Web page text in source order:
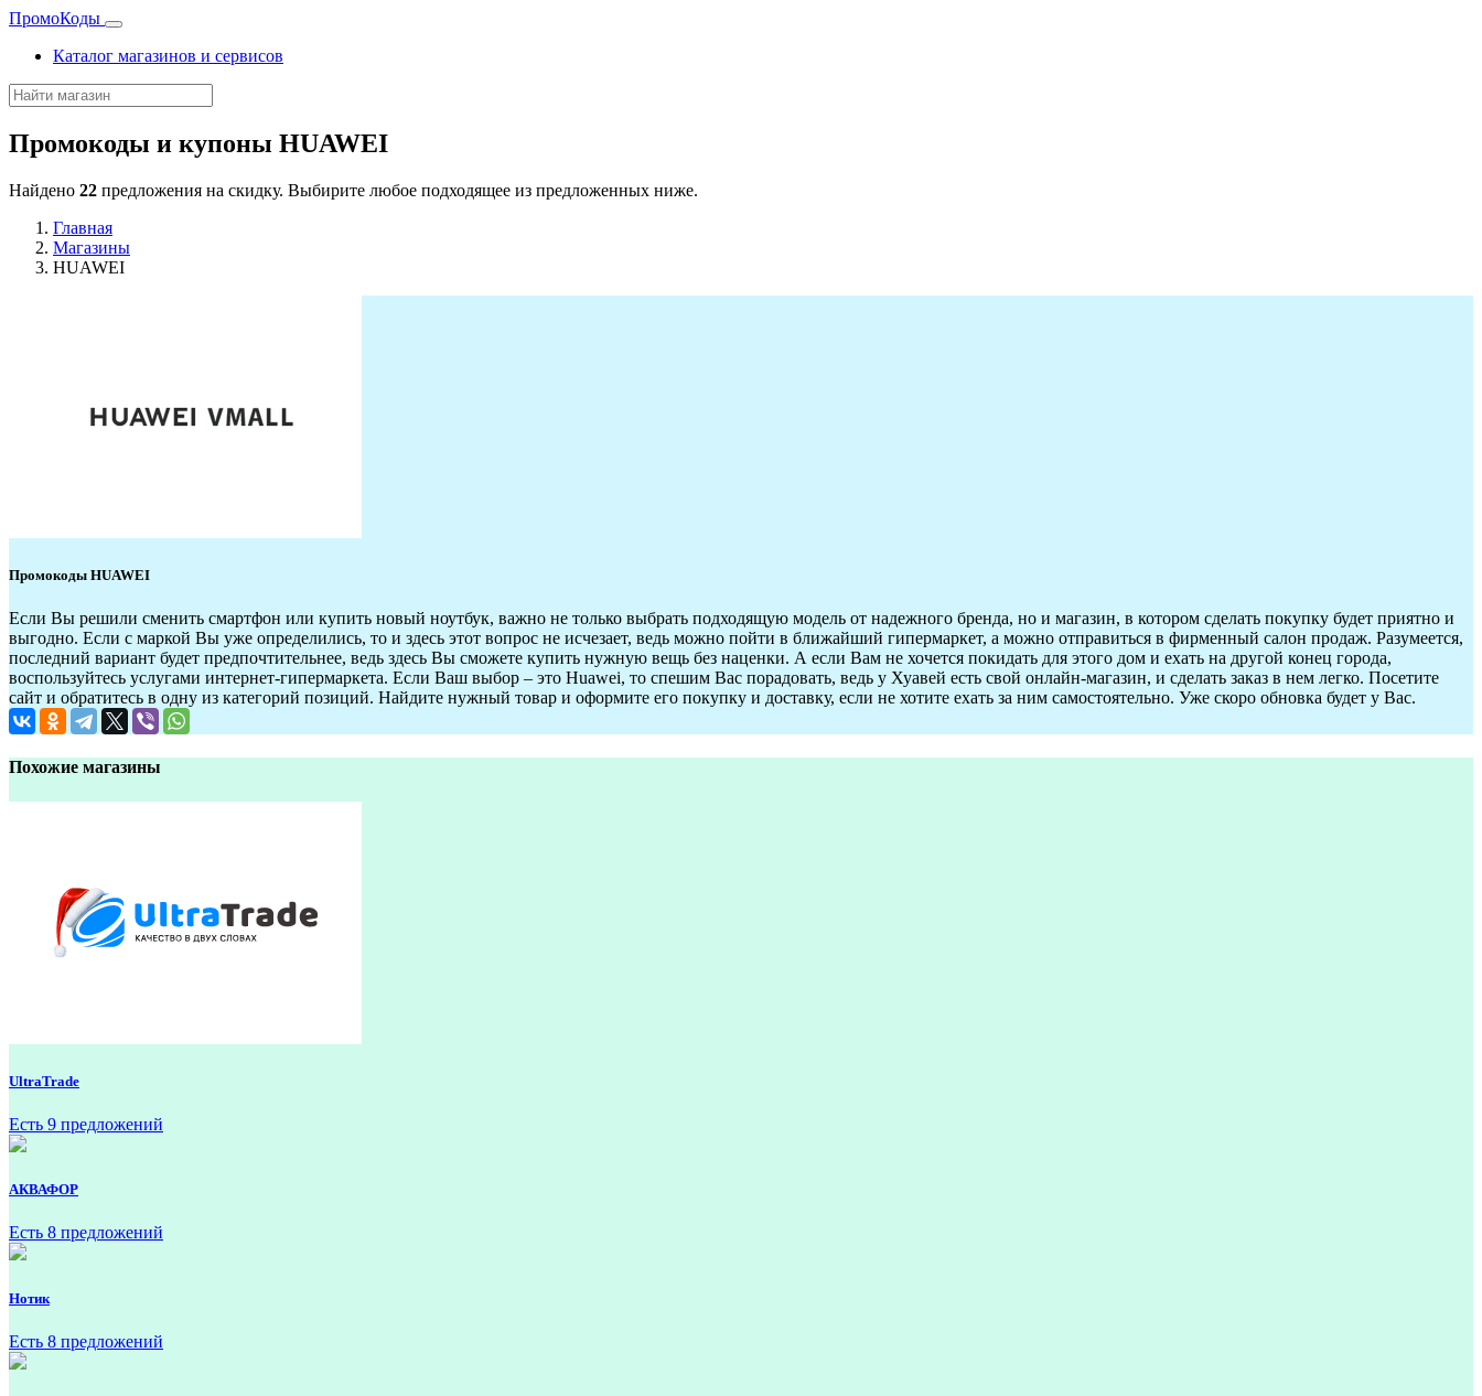
ПромоКоды
Каталог магазинов и сервисов
Промокоды и купоны HUAWEI
Найдено 22 предложения на скидку. Выбирите любое подходящее из предложенных ниже.
Главная
Магазины
HUAWEI
Промокоды HUAWEI
Если Вы решили сменить смартфон или купить новый ноутбук, важно не только выбрать подходящую модель от надежного бренда, но и магазин, в котором сделать покупку будет приятно и
выгодно. Если с маркой Вы уже определились, то и здесь этот вопрос не исчезает, ведь можно пойти в ближайший гипермаркет, а можно отправиться в фирменный салон продаж. Разумеется,
последний вариант будет предпочтительнее, ведь здесь Вы сможете купить нужную вещь без наценки. А если Вам не хочется покидать для этого дом и ехать на другой конец города,
воспользуйтесь услугами интернет-гипермаркета. Если Ваш выбор – это Huawei, то спешим Вас порадовать, ведь у Хуавей есть свой онлайн-магазин, и сделать заказ в нем легко. Посетите
сайт и обратитесь в одну из категорий позиций. Найдите нужный товар и оформите его покупку и доставку, если не хотите ехать за ним самостоятельно. Уже скоро обновка будет у Вас.
Похожие магазины
UltraTrade
Есть 9 предложений
АКВАФОР
Есть 8 предложений
Нотик
Есть 8 предложений